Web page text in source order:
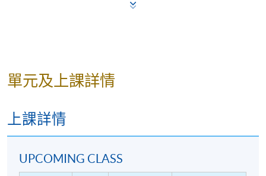
單元及上課詳情
上課詳情
UPCOMING CLASS